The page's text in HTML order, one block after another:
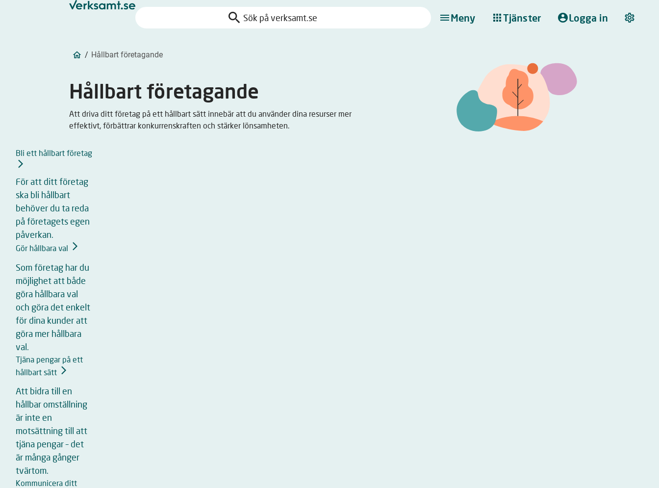
search
Sök
Meny Tjänster Logga in
/ Hållbart företagande
Hållbart företagande
Att driva ditt företag på ett hållbart sätt innebär att du använder dina resurser mer
effektivt, förbättrar konkurrenskraften och stärker lönsamheten.
Bli ett hållbart företag
För att ditt företag
ska bli hållbart
behöver du ta reda
på företagets egen
påverkan.
Gör hållbara val
Som företag har du
möjlighet att både
göra hållbara val
och göra det enkelt
för dina kunder att
göra mer hållbara
val.
Tjäna pengar på ett
hållbart sätt
Att bidra till en
hållbar omställning
är inte en
motsättning till att
tjäna pengar – det
är många gånger
tvärtom.
Kommunicera ditt